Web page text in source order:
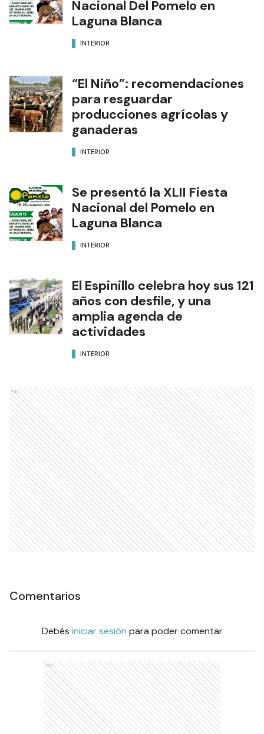
Nacional Del Pomelo en
Laguna Blanca
INTERIOR
“El Niño”: recomendaciones
para resguardar
producciones agrícolas y
ganaderas
INTERIOR
Se presentó la XLII Fiesta
Nacional del Pomelo en
Laguna Blanca
INTERIOR
El Espinillo celebra hoy sus 121
años con desfile, y una
amplia agenda de
actividades
INTERIOR
Ads
Comentarios
Debés iniciar sesión para poder comentar
Ads